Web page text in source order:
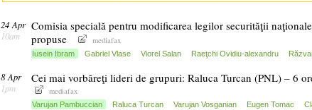
24 Apr
10am
Comisia specială pentru modificarea legilor securităţii
propuse
mediafax
Iusein Ibram Gabriel Vlase Viorel Salan Raeţchi Ovidiu-alexandru
8 Apr
1pm
Cei mai vorbăreţi lideri de grupuri: Raluca Turcan (PNL) – 6
mediafax
Varujan Pambuccian Raluca Turcan Varujan Vosganian Eugen Tomac